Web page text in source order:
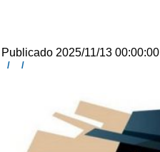
Publicado 2025/11/13 00:00:00
/ /